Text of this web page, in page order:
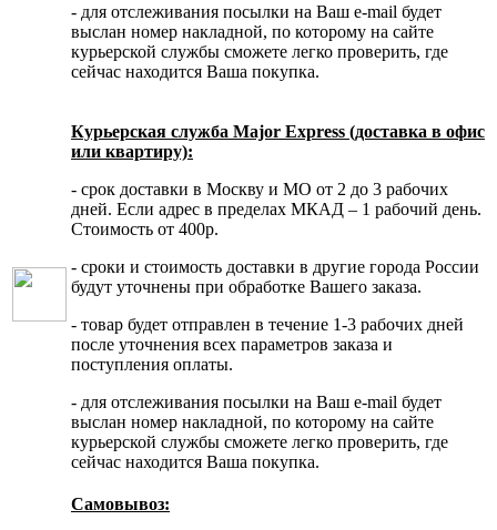
- для отслеживания посылки на Ваш e-mail будет
выслан номер накладной, по которому на сайте
курьерской службы сможете легко проверить, где
сейчас находится Ваша покупка.
Курьерская служба Major Express (доставка в офис
или квартиру):
- срок доставки в Москву и МО от 2 до 3 рабочих
дней. Если адрес в пределах МКАД – 1 рабочий день.
Стоимость от 400р.
- сроки и стоимость доставки в другие города России
будут уточнены при обработке Вашего заказа.
- товар будет отправлен в течение 1-3 рабочих дней
после уточнения всех параметров заказа и
поступления оплаты.
- для отслеживания посылки на Ваш e-mail будет
выслан номер накладной, по которому на сайте
курьерской службы сможете легко проверить, где
сейчас находится Ваша покупка.
Самовывоз: